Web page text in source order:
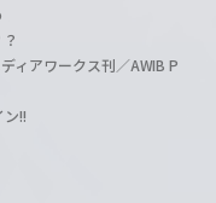
ィアワークス刊／AWIB P
!!